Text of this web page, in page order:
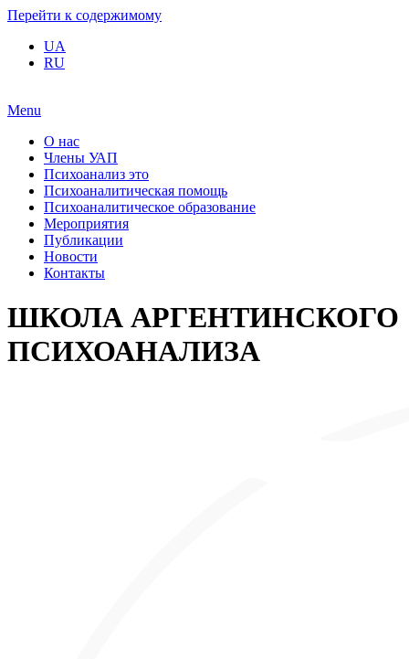
Перейти к содержимому
UA
RU
Menu
О нас
Члены УАП
Психоанализ это
Психоаналитическая помощь
Психоаналитическое образование
Мероприятия
Публикации
Новости
Контакты
ШКОЛА АРГЕНТИНСКОГО
ПСИХОАНАЛИЗА